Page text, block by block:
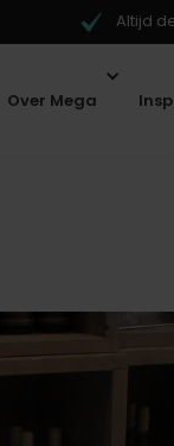
Altijd
Over Mega